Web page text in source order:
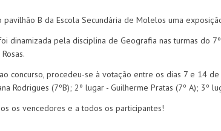
pavilhão B da Escola Secundária de Molelos uma
dinamizada pela disciplina de Geografia nas turmas do
concurso, procedeu-se à votação entre os dias 7 e 14
Rodrigues (7ºB); 2º lugar - Guilherme Pratas (7º A); 3º
os vencedores e a todos os participantes!